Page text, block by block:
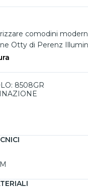
comodini
Otty di Perenz
funzionalità. La
e
soffiato bianco acidato,
la zona notte. Dotata
soluzione pratica e
la camera da letto.
8508GR